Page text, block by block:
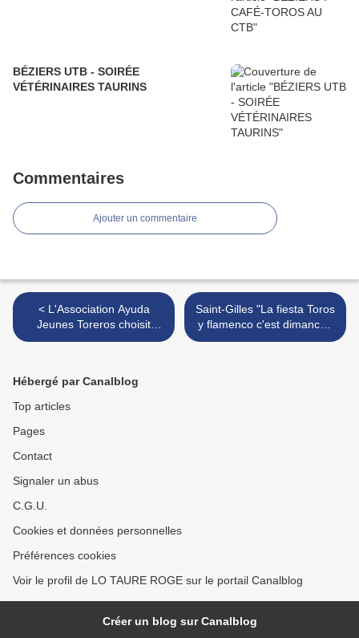
BÉZIERS UTB - SOIRÉE
VÉTÉRINAIRES TAURINS
Commentaires
Ajouter un commentaire
< L'Association Ayuda
Jeunes Toreros choisit
Christian Parejo
Saint-Gilles "La fiesta Toros
y flamenco c'est dimanche
25 octobre" >
Hébergé par Canalblog
Top articles
Pages
Contact
Signaler un abus
C.G.U.
Cookies et données personnelles
Préférences cookies
Voir le profil de LO TAURE ROGE sur le portail Canalblog
Créer un blog sur Canalblog